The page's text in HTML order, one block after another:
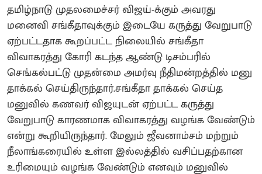
தமிழ்நாடு முதலமைச்சர் விஜய்-க்கும் அவரது
மனைவி சங்கீதாவுக்கும் இடையே கருத்து வேறுபாடு
ஏற்பட்டதாக கூறப்பட்ட நிலையில் சங்கீதா
விவாகரத்து கோரி கடந்த ஆண்டு டிசம்பரில்
செங்கல்பட்டு முதன்மை அமர்வு நீதிமன்றத்தில் மனு
தாக்கல் செய்திருந்தார்.சங்கீதா தாக்கல் செய்த
மனுவில் கணவர் விஜயுடன் ஏற்பட்ட கருத்து
வேறுபாடு காரணமாக விவாகரத்து வழங்க வேண்டும்
என்று கூறியிருந்தார். மேலும் ஜீவனாம்சம் மற்றும்
நீலாங்கரையில் உள்ள இல்லத்தில் வசிப்பதற்கான
உரிமையும் வழங்க வேண்டும் எனவும் மனுவில்